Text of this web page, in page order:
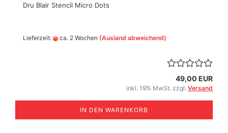
Dru Blair Stencil Micro Dots
Lieferzeit: ca. 2 Wochen (Ausland abweichend)
49,00 EUR
inkl. 19% MwSt. zzgl. Versand
IN DEN WARENKORB